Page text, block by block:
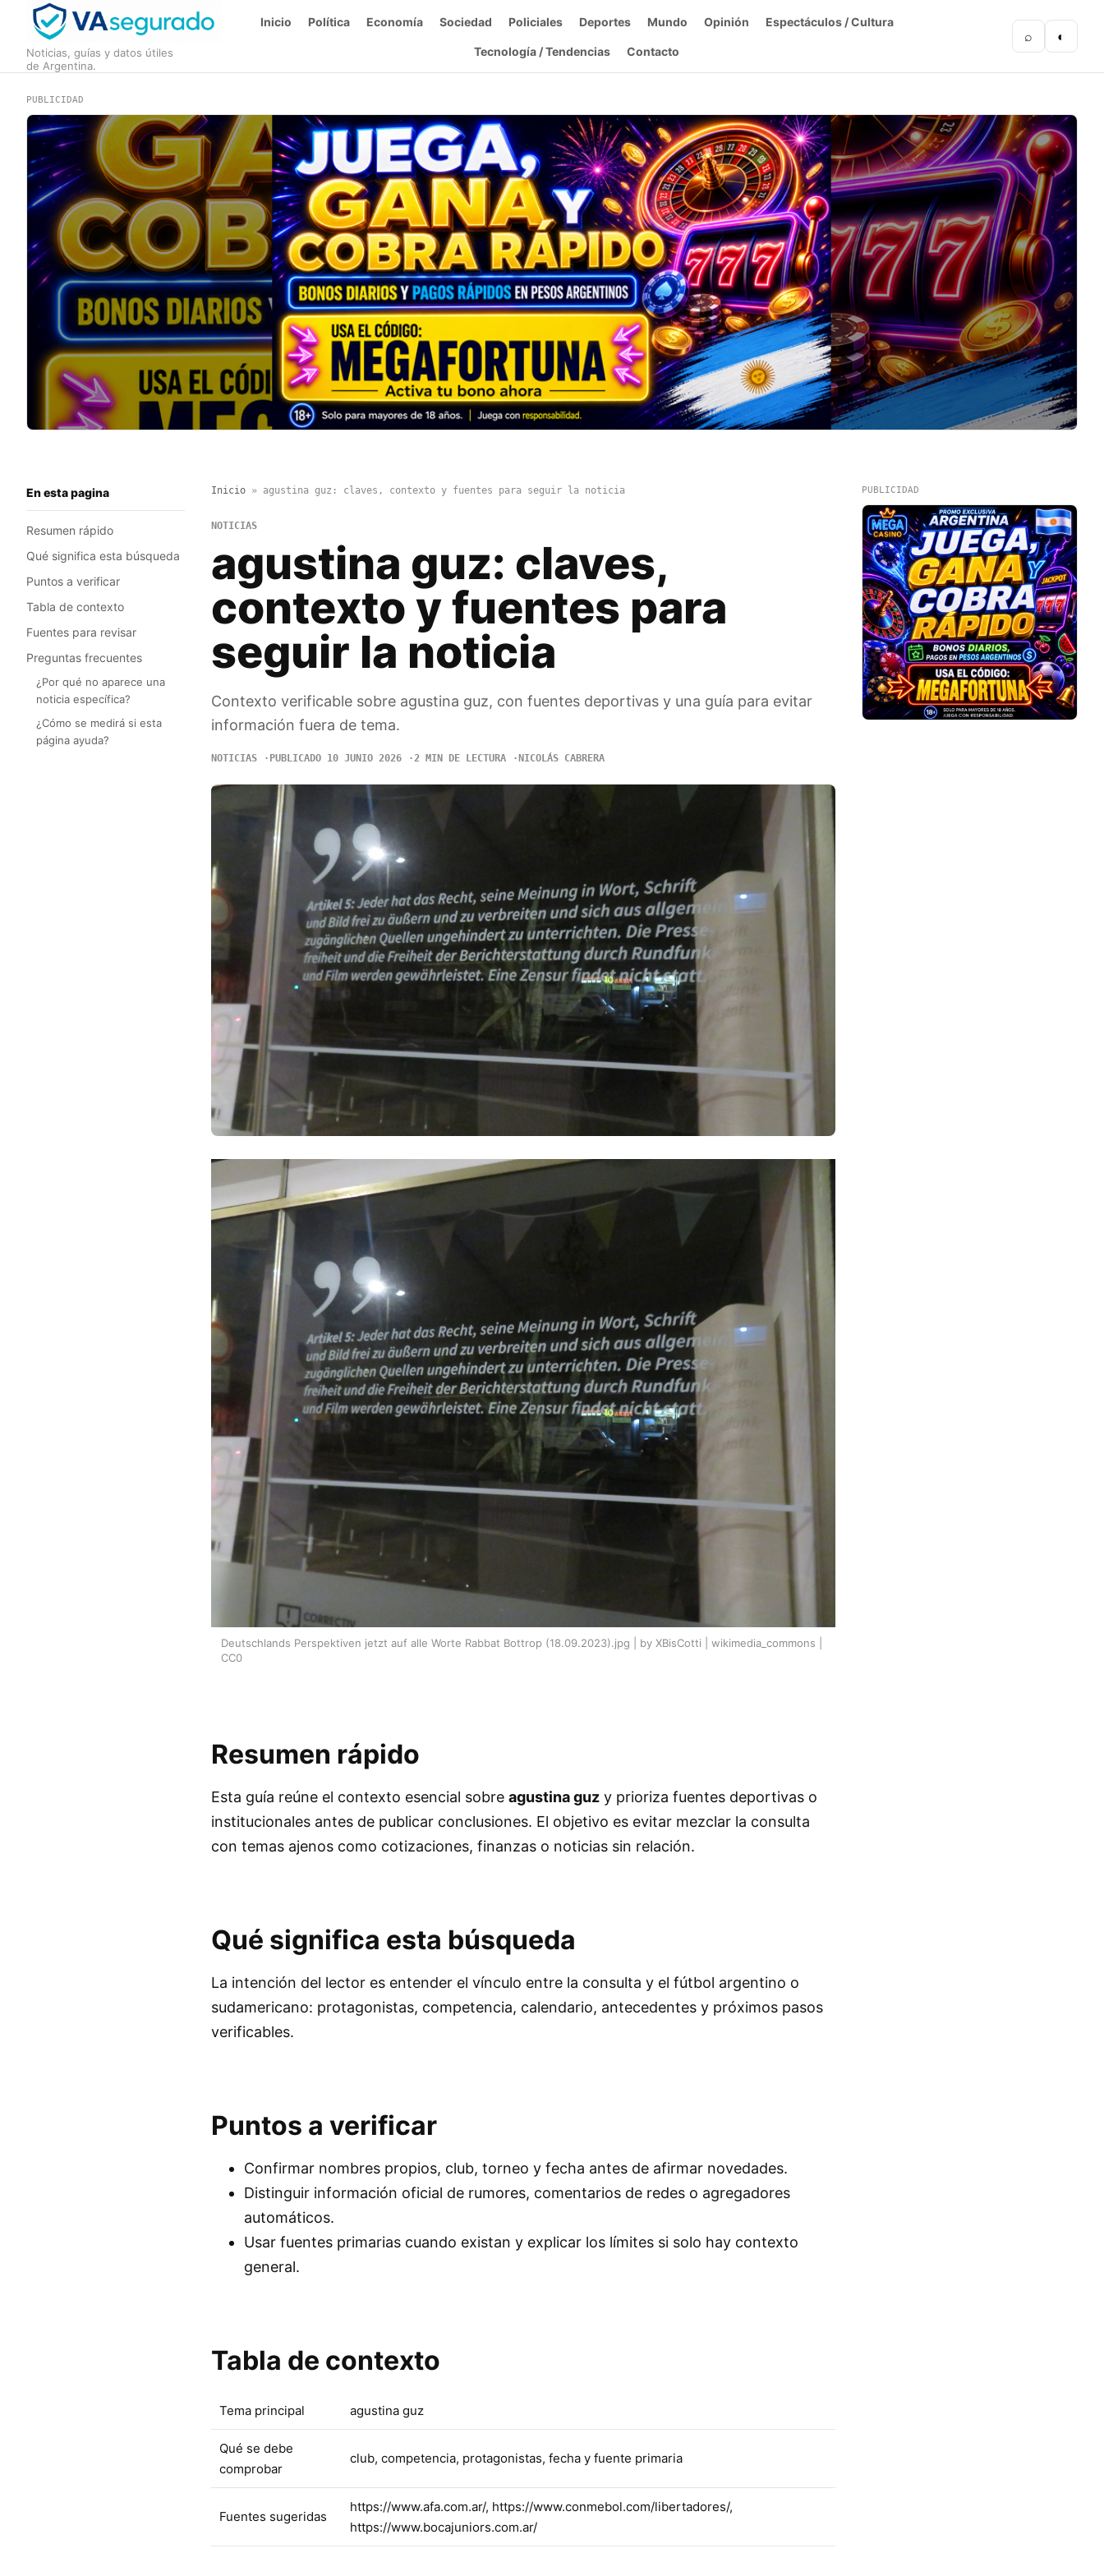
Noticias, guías y datos útiles
de Argentina.
Inicio Política Economía Sociedad Policiales Deportes Mundo Opinión Espectáculos / Cultura
Tecnología / Tendencias Contacto
⌕ ◐
PUBLICIDAD
En esta pagina
Resumen rápido
Qué significa esta búsqueda
Puntos a verificar
Tabla de contexto
Fuentes para revisar
Preguntas frecuentes
¿Por qué no aparece una
noticia específica?
¿Cómo se medirá si esta
página ayuda?
Inicio» agustina guz: claves, contexto y fuentes para seguir la noticia
NOTICIAS
agustina guz: claves,
contexto y fuentes para
seguir la noticia
Contexto verificable sobre agustina guz, con fuentes deportivas y una guía para evitar
información fuera de tema.
NOTICIAS PUBLICADO 10 JUNIO 2026 2 MIN DE LECTURA NICOLÁS CABRERA
Deutschlands Perspektiven jetzt auf alle Worte Rabbat Bottrop (18.09.2023).jpg | by XBisCotti | wikimedia_commons |
CC0
Resumen rápido
Esta guía reúne el contexto esencial sobre agustina guzy prioriza fuentes deportivas o
institucionales antes de publicar conclusiones. El objetivo es evitar mezclar la consulta
con temas ajenos como cotizaciones, finanzas o noticias sin relación.
Qué significa esta búsqueda
La intención del lector es entender el vínculo entre la consulta y el fútbol argentino o
sudamericano: protagonistas, competencia, calendario, antecedentes y próximos pasos
verificables.
Puntos a verificar
Confirmar nombres propios, club, torneo y fecha antes de afirmar novedades.
Distinguir información oficial de rumores, comentarios de redes o agregadores
automáticos.
Usar fuentes primarias cuando existan y explicar los límites si solo hay contexto
general.
Tabla de contexto
Tema principal agustina guz
Qué se debe
comprobar
club, competencia, protagonistas, fecha y fuente primaria
Fuentes sugeridas
https://www.afa.com.ar/, https://www.conmebol.com/libertadores/,
https://www.bocajuniors.com.ar/
PUBLICIDAD